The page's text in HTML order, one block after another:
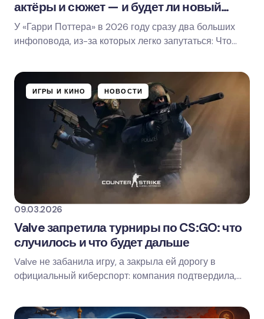
актёры и сюжет — и будет ли новый
фильм?
У «Гарри Поттера» в 2026 году сразу два больших
инфоповода, из-за которых легко запутаться: Что
ИГРЫ И КИНО НОВОСТИ
09.03.2026
Valve запретила турниры по CS:GO: что
случилось и что будет дальше
Valve не забанила игру, а закрыла ей дорогу в
официальный киберспорт: компания подтвердила,